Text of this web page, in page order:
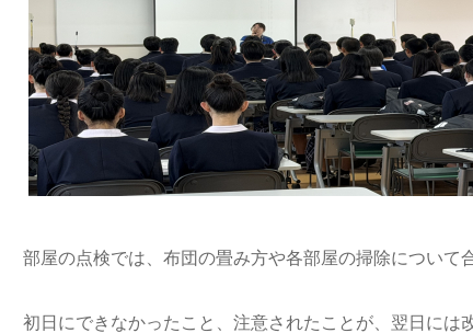
部屋の点検では、布団の畳み方や各部屋の掃除について
初日にできなかったこと、注意されたことが、翌日には